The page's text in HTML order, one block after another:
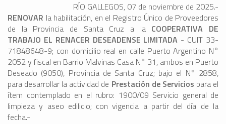
RÍO GALLEGOS, 07 de noviembre de 2025.-
RENOVAR la habilitación, en el Registro Único de Proveedores
de la Provincia de Santa Cruz a la COOPERATIVA DE
TRABAJO EL RENACER DESEADENSE LIMITADA - CUIT 33-
71848648-9; con domicilio real en calle Puerto Argentino N°
2052 y fiscal en Barrio Malvinas Casa N° 31, ambos en Puerto
Deseado (9050), Provincia de Santa Cruz; bajo el N° 2858,
para desarrollar la actividad de Prestación de Servicios para el
ítem contemplado en el rubro: 1900/09 Servicio general de
limpieza y aseo edilicio; con vigencia a partir del día de la
fecha.-